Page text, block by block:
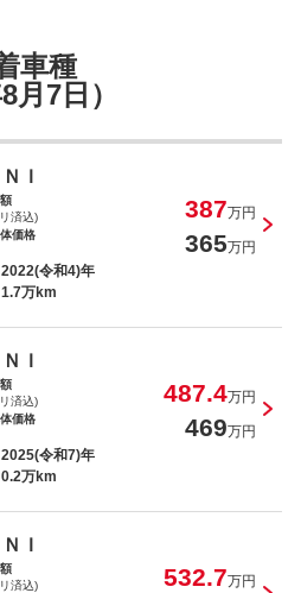
車種
月7日）
Ｉ
済込)
387万円
価格
365万円
2022(令和4)年
1.7万km
Ｉ
済込)
487.4万円
価格
469万円
2025(令和7)年
0.2万km
Ｉ
済込)
532.7万円